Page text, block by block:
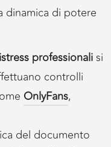
dinamica di potere
professionalisi
controlli
OnlyFans,
del documento